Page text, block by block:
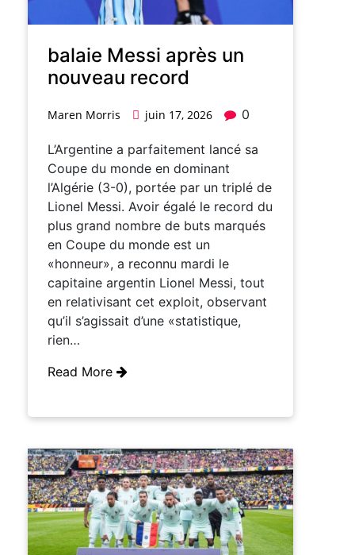
balaie Messi après un
nouveau record
Maren Morris juin 17, 2026 0
L’Argentine a parfaitement lancé sa
Coupe du monde en dominant
l’Algérie (3-0), portée par un triplé de
Lionel Messi. Avoir égalé le record du
plus grand nombre de buts marqués
en Coupe du monde est un
«honneur», a reconnu mardi le
capitaine argentin Lionel Messi, tout
en relativisant cet exploit, observant
qu’il s’agissait d’une «statistique,
rien…
Read More